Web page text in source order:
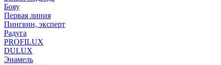
Бояу
Первая линия
Пингвин, эксперт
Радуга
PROFILUX
DULUX
Энамель